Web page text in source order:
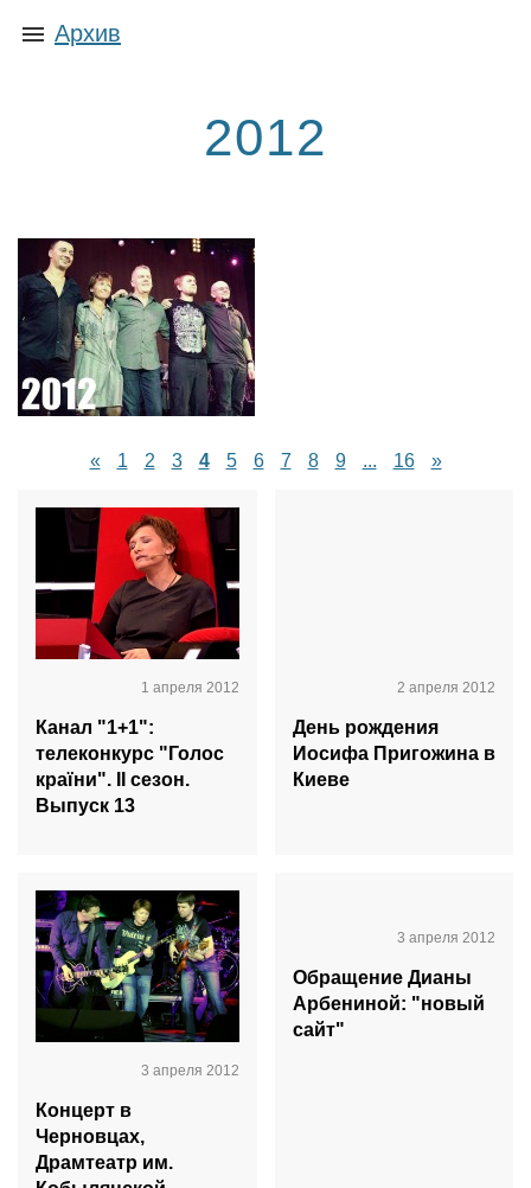
Архив
2012
« 1 2 3 4 5 6 7 8 9 ... 16 »
1 апреля 2012
Канал "1+1":
телеконкурс "Голос
країни". II сезон.
Выпуск 13
2 апреля 2012
День рождения
Иосифа Пригожина в
Киеве
3 апреля 2012
Концерт в
Черновцах,
Драмтеатр им.
3 апреля 2012
Обращение Дианы
Арбениной: "новый
сайт"